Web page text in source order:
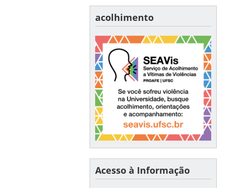
acolhimento
Acesso à Informação